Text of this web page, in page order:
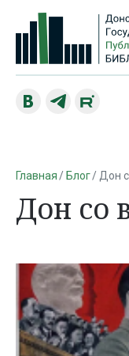
Главная Блог Дон
Дон со